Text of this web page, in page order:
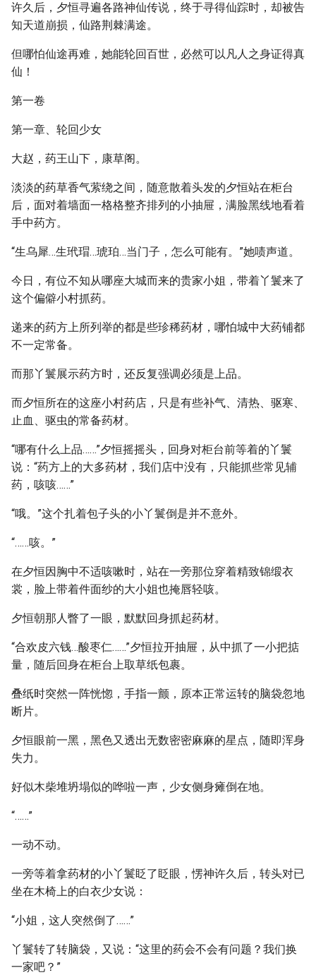
许久后，夕恒寻遍各路神仙传说，终于寻得仙踪时，却被告
知天道崩损，仙路荆棘满途。
但哪怕仙途再难，她能轮回百世，必然可以凡人之身证得真
仙！
第一卷
第一章、轮回少女
大赵，药王山下，康草阁。
淡淡的药草香气萦绕之间，随意散着头发的夕恒站在柜台
后，面对着墙面一格格整齐排列的小抽屉，满脸黑线地看着
手中药方。
“生乌犀…生玳瑁…琥珀…当门子，怎么可能有。”她啧声道。
今日，有位不知从哪座大城而来的贵家小姐，带着丫鬟来了
这个偏僻小村抓药。
递来的药方上所列举的都是些珍稀药材，哪怕城中大药铺都
不一定常备。
而那丫鬟展示药方时，还反复强调必须是上品。
而夕恒所在的这座小村药店，只是有些补气、清热、驱寒、
止血、驱虫的常备药材。
“哪有什么上品……”夕恒摇摇头，回身对柜台前等着的丫鬟
说：“药方上的大多药材，我们店中没有，只能抓些常见辅
药，咳咳……”
“哦。”这个扎着包子头的小丫鬟倒是并不意外。
“……咳。”
在夕恒因胸中不适咳嗽时，站在一旁那位穿着精致锦缎衣
裳，脸上带着件面纱的大小姐也掩唇轻咳。
夕恒朝那人瞥了一眼，默默回身抓起药材。
“合欢皮六钱…酸枣仁……”夕恒拉开抽屉，从中抓了一小把掂
量，随后回身在柜台上取草纸包裹。
叠纸时突然一阵恍惚，手指一颤，原本正常运转的脑袋忽地
断片。
夕恒眼前一黑，黑色又透出无数密密麻麻的星点，随即浑身
失力。
好似木柴堆坍塌似的哗啦一声，少女侧身瘫倒在地。
“……”
一动不动。
一旁等着拿药材的小丫鬟眨了眨眼，愣神许久后，转头对已
坐在木椅上的白衣少女说：
“小姐，这人突然倒了……”
丫鬟转了转脑袋，又说：“这里的药会不会有问题？我们换
一家吧？”